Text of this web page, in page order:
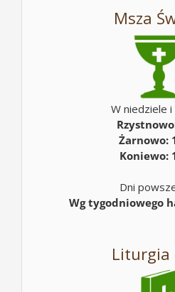
Msza
W niedziele i
Żarnowo:
Koniewo:
Dni
Wg tygodniowego
Liturgia